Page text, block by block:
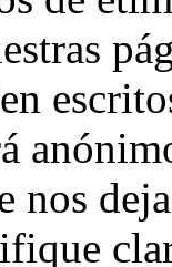
nos